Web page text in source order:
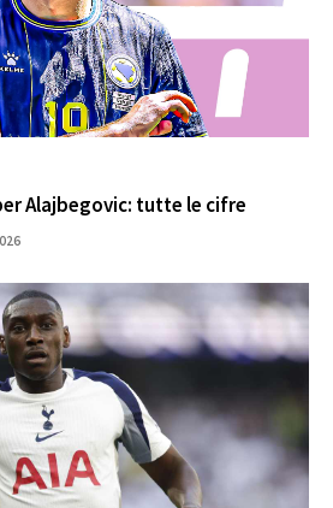
Alajbegovic: tutte le cifre